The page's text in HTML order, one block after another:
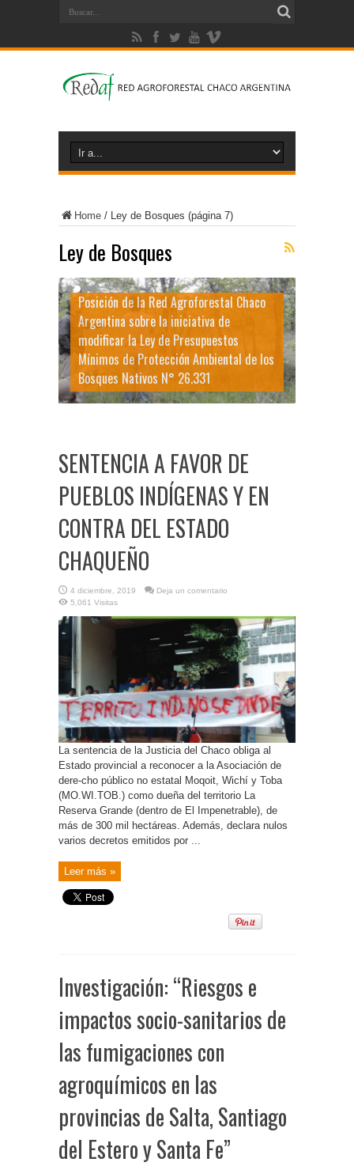
Home / Ley de Bosques (página 7)
Ley de Bosques
Posición de la Red Agroforestal Chaco
Argentina sobre la iniciativa de
modificar la Ley de Presupuestos
Mínimos de Protección Ambiental de los
Bosques Nativos N° 26.331
SENTENCIA A FAVOR DE
PUEBLOS INDÍGENAS Y EN
CONTRA DEL ESTADO
CHAQUEÑO
4 diciembre, 2019
Deja un comentario
5,061 Visitas
La sentencia de la Justicia del Chaco obliga al
Estado provincial a reconocer a la Asociación de
dere-cho público no estatal Moqoit, Wichí y Toba
(MO.WI.TOB.) como dueña del territorio La
Reserva Grande (dentro de El Impenetrable), de
más de 300 mil hectáreas. Además, declara nulos
varios decretos emitidos por ...
Leer más »
Investigación: “Riesgos e
impactos socio-sanitarios de
las fumigaciones con
agroquímicos en las
provincias de Salta, Santiago
del Estero y Santa Fe”